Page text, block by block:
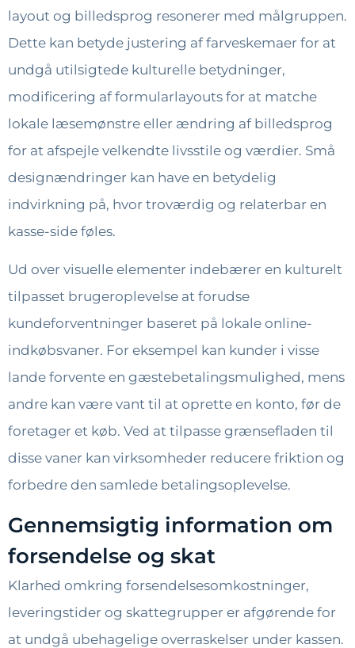
layout og billedsprog resonerer med målgruppen.
Dette kan betyde justering af farveskemaer for at
undgå utilsigtede kulturelle betydninger,
modificering af formularlayouts for at matche
lokale læsemønstre eller ændring af billedsprog
for at afspejle velkendte livsstile og værdier. Små
designændringer kan have en betydelig
indvirkning på, hvor troværdig og relaterbar en
kasse-side føles.
Ud over visuelle elementer indebærer en kulturelt
tilpasset brugeroplevelse at forudse
kundeforventninger baseret på lokale online-
indkøbsvaner. For eksempel kan kunder i visse
lande forvente en gæstebetalingsmulighed, mens
andre kan være vant til at oprette en konto, før de
foretager et køb. Ved at tilpasse grænsefladen til
disse vaner kan virksomheder reducere friktion og
forbedre den samlede betalingsoplevelse.
Gennemsigtig information om
forsendelse og skat
Klarhed omkring forsendelsesomkostninger,
leveringstider og skattegrupper er afgørende for
at undgå ubehagelige overraskelser under kassen.